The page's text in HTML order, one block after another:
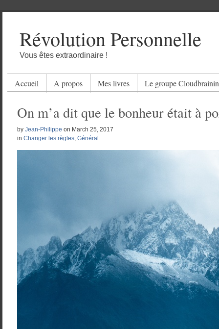
Révolution Personnelle
Vous êtes extraordinaire !
Accueil A propos Mes livres Le groupe
On m’a dit que le bonheur était à
by Jean-Philippe on March 25, 2017
in Changer les règles, Général